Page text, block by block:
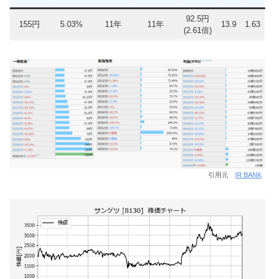
155円 5.03% 11年 11年
92.5円
(2.61倍)
13.9 1.63
引用元 IR BANK